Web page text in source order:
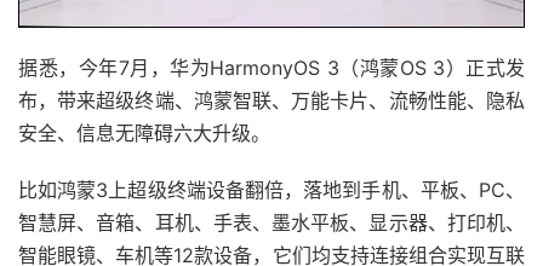
据悉，今年7月，华为HarmonyOS 3（鸿蒙OS 3）正式发
布，带来超级终端、鸿蒙智联、万能卡片、流畅性能、隐私
安全、信息无障碍六大升级。
比如鸿蒙3上超级终端设备翻倍，落地到手机、平板、PC、
智慧屏、音箱、耳机、手表、墨水平板、显示器、打印机、
智能眼镜、车机等12款设备，它们均支持连接组合实现互联